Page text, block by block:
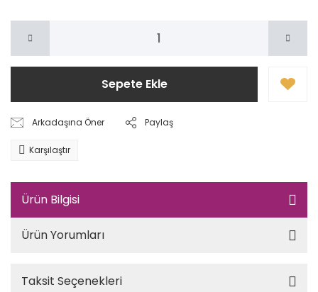
Sepete Ekle
Arkadaşına Öner Paylaş
Karşılaştır
Ürün Bilgisi
Ürün Yorumları
Taksit Seçenekleri